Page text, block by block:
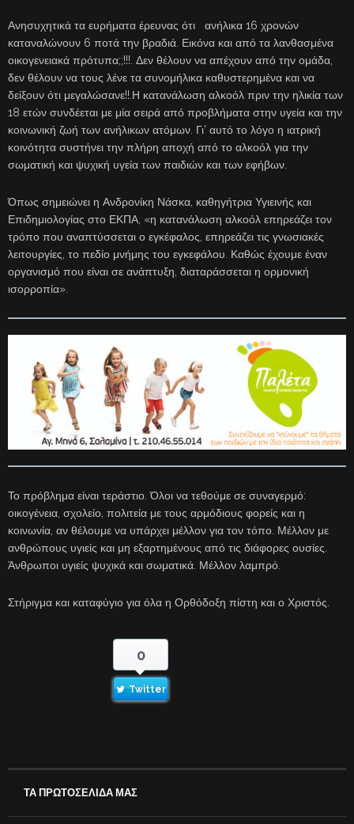
Ανησυχητικά τα ευρήματα έρευνας ότι ανήλικα 16 χρονών
καταναλώνουν 6 ποτά την βραδιά. Εικόνα και από τα λανθασμένα
οικογενειακά πρότυπα;;!!!. Δεν θέλουν να απέχουν από την ομάδα,
δεν θέλουν να τους λένε τα συνομήλικα καθυστερημένα και να
δείξουν ότι μεγαλώσανε!!.Η κατανάλωση αλκοόλ πριν την ηλικία των
18 ετών συνδέεται με μία σειρά από προβλήματα στην υγεία και την
κοινωνική ζωή των ανήλικων ατόμων. Γι’ αυτό το λόγο η ιατρική
κοινότητα συστήνει την πλήρη αποχή από το αλκοόλ για την
σωματική και ψυχική υγεία των παιδιών και των εφήβων.
Όπως σημειώνει η Ανδρονίκη Νάσκα, καθηγήτρια Υγιεινής και
Επιδημιολογίας στο ΕΚΠΑ, «η κατανάλωση αλκοόλ επηρεάζει τον
τρόπο που αναπτύσσεται ο εγκέφαλος, επηρεάζει τις γνωσιακές
λειτουργίες, το πεδίο μνήμης του εγκεφάλου. Καθώς έχουμε έναν
οργανισμό που είναι σε ανάπτυξη, διαταράσσεται η ορμονική
ισορροπία».
Το πρόβλημα είναι τεράστιο. Όλοι να τεθούμε σε συναγερμό:
οικογένεια, σχολείο, πολιτεία με τους αρμόδιους φορείς και η
κοινωνία, αν θέλουμε να υπάρχει μέλλον για τον τόπο. Μέλλον με
ανθρώπους υγιείς και μη εξαρτημένους από τις διάφορες ουσίες.
Άνθρωποι υγιείς ψυχικά και σωματικά. Μέλλον λαμπρό.
Στήριγμα και καταφύγιο για όλα η Ορθόδοξη πίστη και ο Χριστός.
0
Twitter
ΤΑ ΠΡΩΤΟΣΕΛΙΔΑ ΜΑΣ